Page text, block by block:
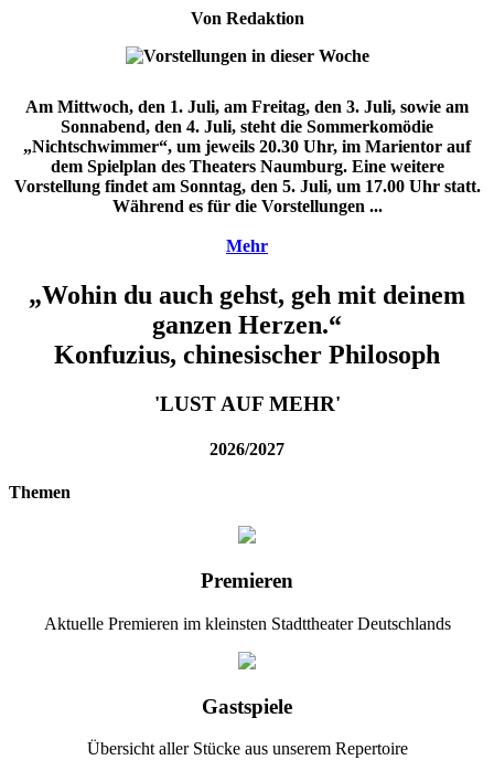
Von Redaktion
Am Mittwoch, den 1. Juli, am Freitag, den 3. Juli, sowie am
Sonnabend, den 4. Juli, steht die Sommerkomödie
„Nichtschwimmer“, um jeweils 20.30 Uhr, im Marientor auf
dem Spielplan des Theaters Naumburg. Eine weitere
Vorstellung findet am Sonntag, den 5. Juli, um 17.00 Uhr statt.
Während es für die Vorstellungen ...
Mehr
„Wohin du auch gehst, geh mit deinem
ganzen Herzen.“
Konfuzius, chinesischer Philosoph
'LUST AUF MEHR'
2026/2027
Themen
Premieren
Aktuelle Premieren im kleinsten Stadttheater Deutschlands
Gastspiele
Übersicht aller Stücke aus unserem Repertoire